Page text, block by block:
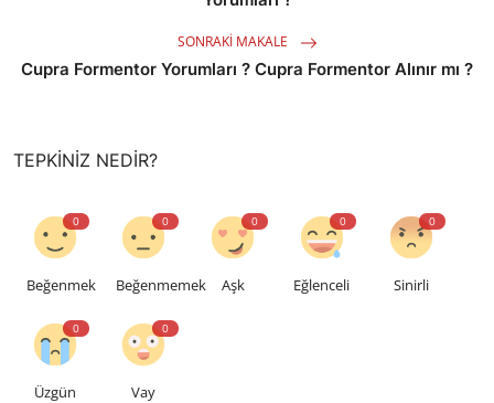
SONRAKI MAKALE
Cupra Formentor Yorumları ? Cupra Formentor Alınır mı ?
TEPKINIZ NEDIR?
0
Beğenmek
0
Beğenmemek
0
Aşk
0
Eğlenceli
0
Sinirli
0
Üzgün
0
Vay